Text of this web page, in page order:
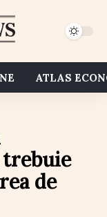
ATLAS
trebuie
de